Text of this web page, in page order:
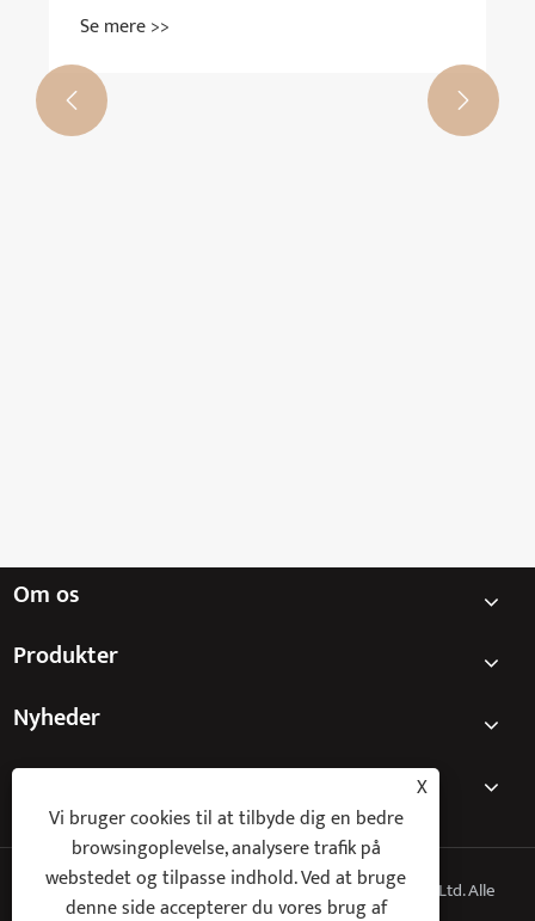
Se mere >>
 
Om os
Produkter
Nyheder
Kontakt os
Copyright © 2025 Ningbo Keyi Electric Appliance Co., Ltd. Alle
X
Vi bruger cookies til at tilbyde dig en bedre
browsingoplevelse, analysere trafik på
webstedet og tilpasse indhold. Ved at bruge
denne side accepterer du vores brug af